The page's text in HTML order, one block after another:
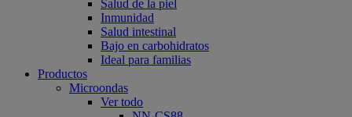
Salud de la piel
Inmunidad
Salud intestinal
Bajo en carbohidratos
Ideal para familias
Productos
Microondas
Ver todo